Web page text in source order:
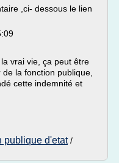
,ci- dessous le lien
vrai vie, ça peut être
la fonction publique,
cette indemnité et
publique d'etat/